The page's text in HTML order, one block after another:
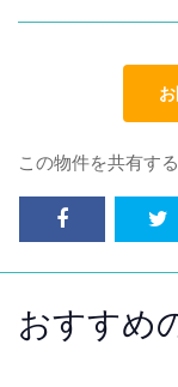
この物件を共有する
おすすめ